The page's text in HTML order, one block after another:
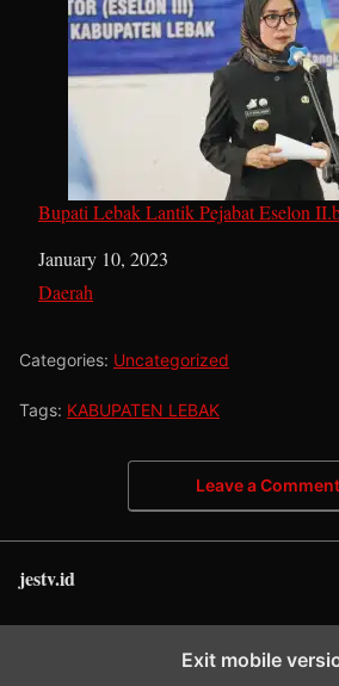
Bupati Lebak Lantik Pejabat Eselon
Date
January 10, 2023
In relation to
Daerah
Categories: Uncategorized
Tags: KABUPATEN LEBAK
Leave a Comment
jestv.id
Exit mobile